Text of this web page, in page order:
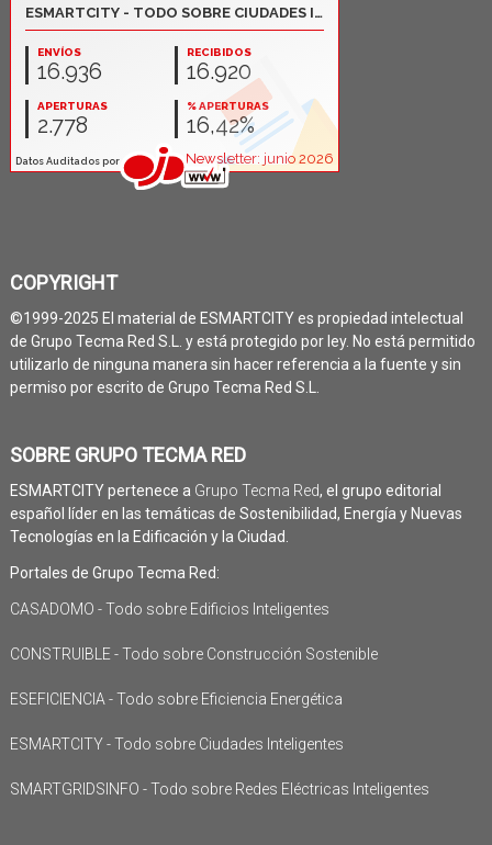
COPYRIGHT
©1999-2025 El material de ESMARTCITY es propiedad intelectual
de Grupo Tecma Red S.L. y está protegido por ley. No está permitido
utilizarlo de ninguna manera sin hacer referencia a la fuente y sin
permiso por escrito de Grupo Tecma Red S.L.
SOBRE GRUPO TECMA RED
ESMARTCITY pertenece a Grupo Tecma Red, el grupo editorial
español líder en las temáticas de Sostenibilidad, Energía y Nuevas
Tecnologías en la Edificación y la Ciudad.
Portales de Grupo Tecma Red:
CASADOMO - Todo sobre Edificios Inteligentes
CONSTRUIBLE - Todo sobre Construcción Sostenible
ESEFICIENCIA - Todo sobre Eficiencia Energética
ESMARTCITY - Todo sobre Ciudades Inteligentes
SMARTGRIDSINFO - Todo sobre Redes Eléctricas Inteligentes